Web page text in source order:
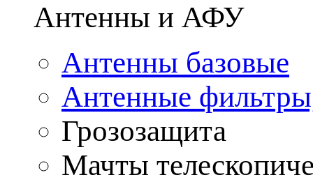
Антенны и АФУ
Антенны базовые
Антенные
Грозозащита
Мачты